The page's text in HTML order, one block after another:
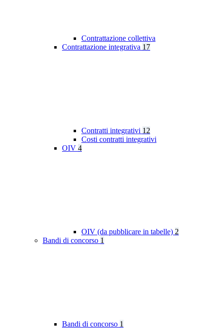
Contrattazione collettiva
Contrattazione integrativa 17
Contratti integrativi 12
Costi contratti integrativi
OIV 4
OIV (da pubblicare in tabelle) 2
Bandi di concorso 1
Bandi di concorso 1